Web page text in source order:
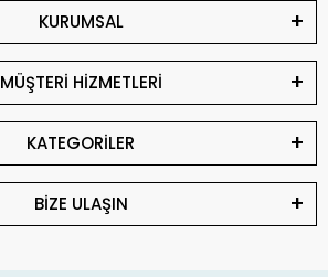
KURUMSAL
MÜŞTERİ HİZMETLERİ
KATEGORİLER
BİZE ULAŞIN